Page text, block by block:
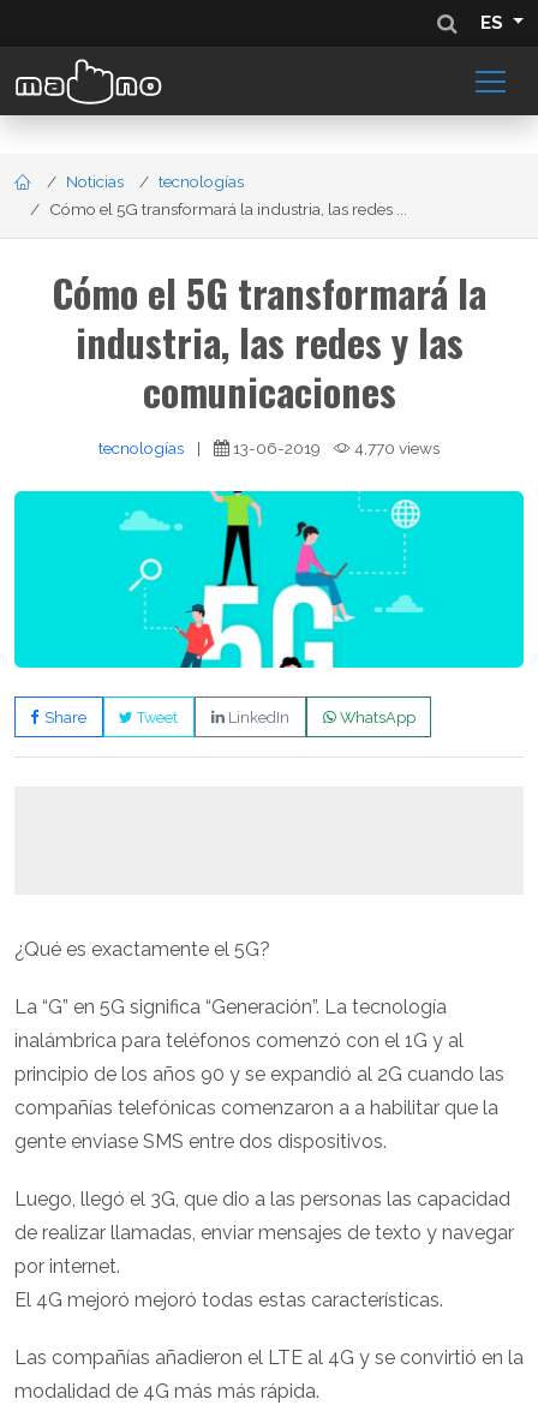
ES
Noticias
tecnologías
Cómo el 5G transformará la industria, las redes ...
Cómo el 5G transformará la
industria, las redes y las
comunicaciones
tecnologías | 13-06-2019 4,770 views
Share Tweet LinkedIn WhatsApp
¿Qué es exactamente el 5G?
La “G” en 5G significa “Generación”. La tecnología
inalámbrica para teléfonos comenzó con el 1G y al
principio de los años 90 y se expandió al 2G cuando las
compañías telefónicas comenzaron a a habilitar que la
gente enviase SMS entre dos dispositivos.
Luego, llegó el 3G, que dio a las personas las capacidad
de realizar llamadas, enviar mensajes de texto y navegar
por internet.
El 4G mejoró mejoró todas estas características.
Las compañías añadieron el LTE al 4G y se convirtió en la
modalidad de 4G más más rápida.